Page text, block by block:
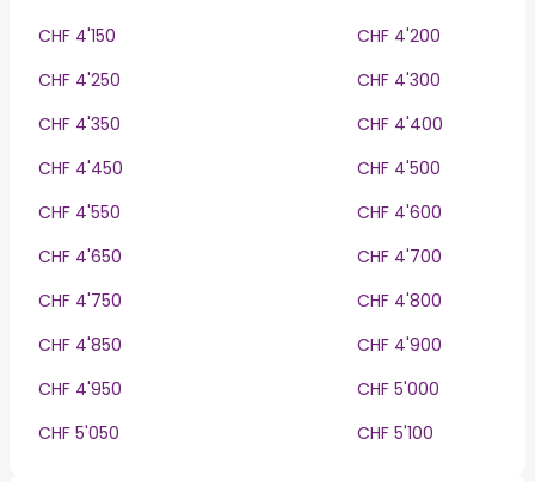
CHF 4'150
CHF 4'200
CHF 4'250
CHF 4'300
CHF 4'350
CHF 4'400
CHF 4'450
CHF 4'500
CHF 4'550
CHF 4'600
CHF 4'650
CHF 4'700
CHF 4'750
CHF 4'800
CHF 4'850
CHF 4'900
CHF 4'950
CHF 5'000
CHF 5'050
CHF 5'100